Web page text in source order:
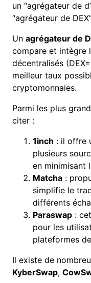
un “agrégateur de
“agrégateur de
Un agrégateur de
compare et intègre
décentralisés
meilleur taux
cryptomonnaies.
Parmi les plus
citer :
1inch : il offre
plusieurs
en minimisant
Matcha :
simplifie le
différents
Paraswap :
pour les
plateformes
Il existe de
KyberSwap,